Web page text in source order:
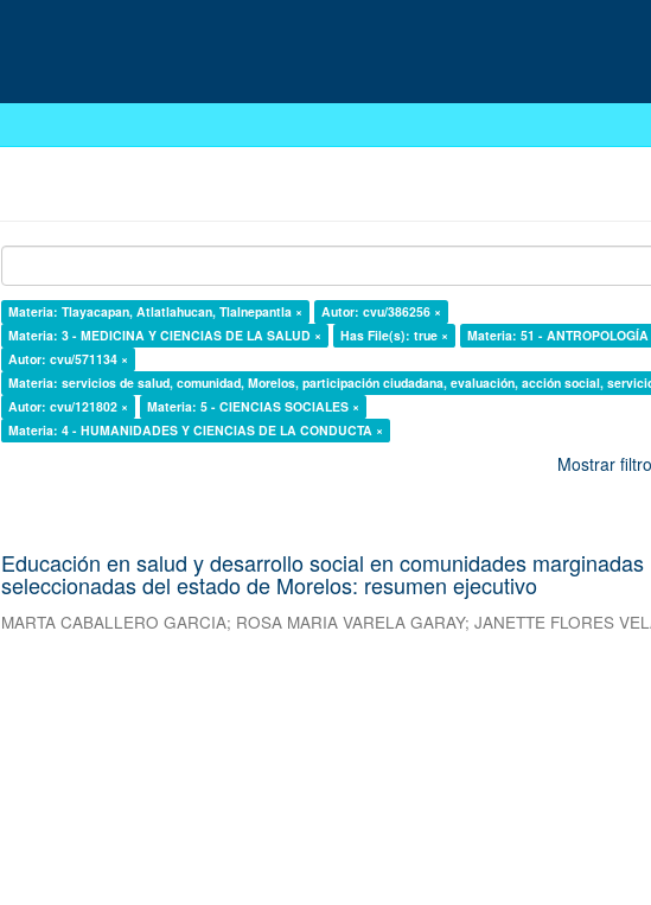
Materia: Tlayacapan, Atlatlahucan, Tlalnepantla ×
Autor: cvu/386256 ×
Materia: 3 - MEDICINA Y CIENCIAS DE LA SALUD ×
Has File(s): true ×
Materia: 51 - ANTROPOLOGÍA
Autor: cvu/571134 ×
Materia: servicios de salud, comunidad, Morelos, participación ciudadana, evaluación, acción social,
Autor: cvu/121802 ×
Materia: 5 - CIENCIAS SOCIALES ×
Materia: 4 - HUMANIDADES Y CIENCIAS DE LA CONDUCTA ×
Mostrar
Educación en salud y desarrollo social en comunidades marginadas
seleccionadas del estado de Morelos: resumen ejecutivo
MARTA CABALLERO GARCIA; ROSA MARIA VARELA GARAY;JANETTE FLORES